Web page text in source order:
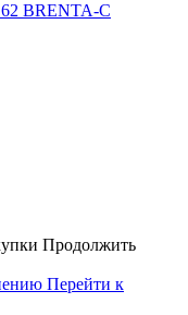
BRENTA-C
Продолжить
Перейти к